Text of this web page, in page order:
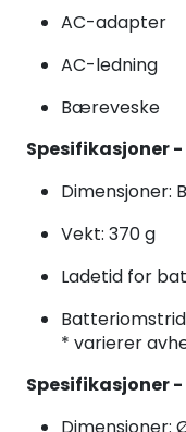
AC-adapter
AC-ledning
Bæreveske
Spesifikasjoner
Dimensjoner:
Vekt: 370 g
Ladetid for
* varierer
Spesifikasjoner